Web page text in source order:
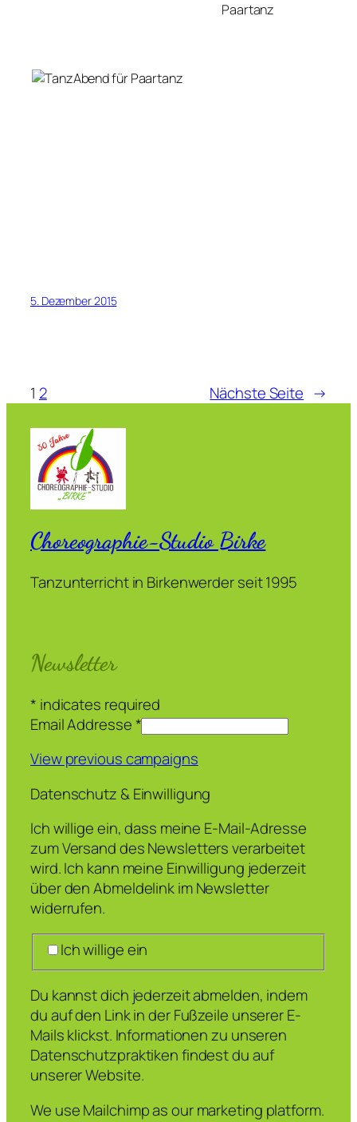
5. Dezember 2015
1 2 Nächste Seite →
Choreographie-Studio Birke
Tanzunterricht in Birkenwerder seit 1995
Newsletter
* indicates required
Email Addresse*
View previous campaigns
Datenschutz & Einwilligung
Ich willige ein, dass meine E-Mail-Adresse
zum Versand des Newsletters verarbeitet
wird. Ich kann meine Einwilligung jederzeit
über den Abmeldelink im Newsletter
widerrufen.
Ich willige ein
Du kannst dich jederzeit abmelden, indem
du auf den Link in der Fußzeile unserer E-
Mails klickst. Informationen zu unseren
Datenschutzpraktiken findest du auf
unserer Website.
We use Mailchimp as our marketing platform.